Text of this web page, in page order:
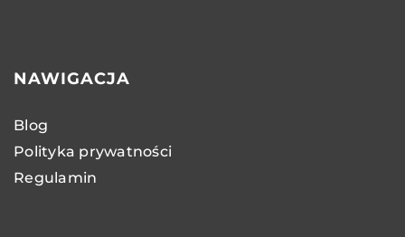
NAWIGACJA
Blog
Polityka prywatności
Regulamin